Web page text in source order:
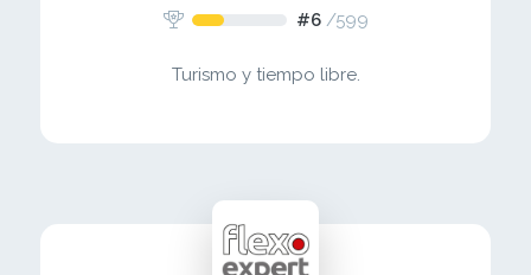
#6/599
Turismo y tiempo libre.